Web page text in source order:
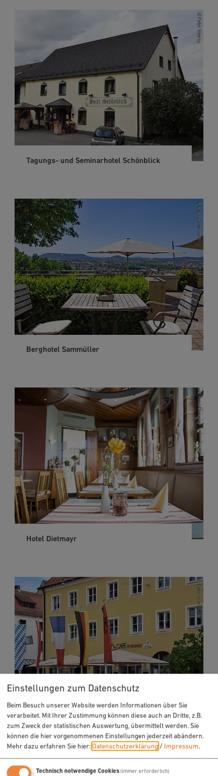
Tagungs- und Seminarhotel Schönblick
Berghotel Sammüller
Hotel Dietmayr
Cafe am Rathaus
Einstellungen zum Datenschutz
Beim Besuch unserer Website werden Informationen über Sie
verarbeitet. Mit Ihrer Zustimmung können diese auch an Dritte, z.B.
zum Zweck der statistischen Auswertung, übermittelt werden. Sie
können die hier vorgenommenen Einstellungen jederzeit abändern.
Mehr dazu erfahren Sie hier:Datenschutzerklärung / Impressum.
Technisch notwendige Cookies(immer erforderlich)